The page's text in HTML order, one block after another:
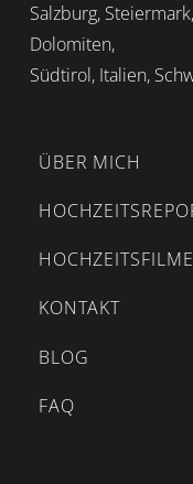
Salzburg,
Dolomiten,
Südtirol, Italien,
ÜBER MICH
HOCHZEITSFILME
KONTAKT
BLOG
FAQ